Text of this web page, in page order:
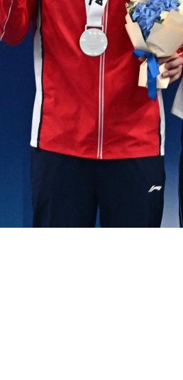
大国保险 云顶对话 云起
节目单 热播榜